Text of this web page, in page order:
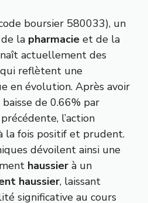
boursier 580033), un
la pharmacie et de la
actuellement des
reflètent une
en évolution. Après avoir
de 0.66% par
l’action
la fois positif et prudent.
dévoilent ainsi une
haussier à un
haussier, laissant
significative au cours